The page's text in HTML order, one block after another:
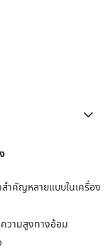
ำคัญหลายแบบในเครื่อง
วามสูงทางอ้อม